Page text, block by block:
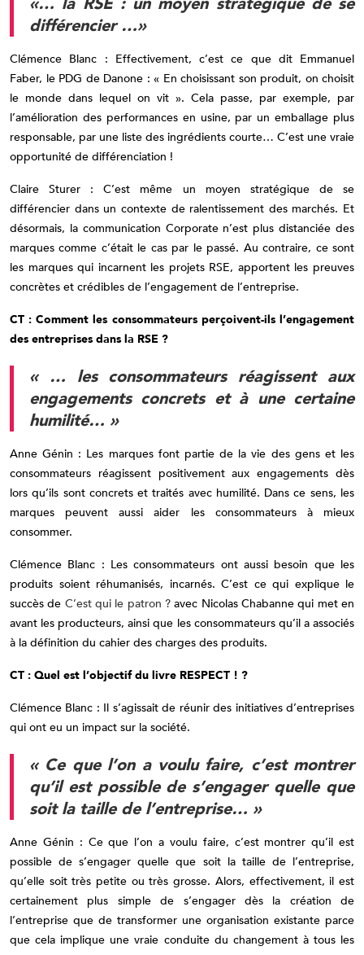
différencier …»
Clémence Blanc : Effectivement, c’est ce que dit Emmanuel
Faber, le PDG de Danone : « En choisissant son produit, on choisit
le monde dans lequel on vit ». Cela passe, par exemple, par
l’amélioration des performances en usine, par un emballage plus
responsable, par une liste des ingrédients courte… C’est une vraie
opportunité de différenciation !
Claire Sturer : C’est même un moyen stratégique de se
différencier dans un contexte de ralentissement des marchés. Et
désormais, la communication Corporate n’est plus distanciée des
marques comme c’était le cas par le passé. Au contraire, ce sont
les marques qui incarnent les projets RSE, apportent les preuves
concrètes et crédibles de l’engagement de l’entreprise.
CT : Comment les consommateurs perçoivent-ils l’engagement
des entreprises dans la RSE ?
« … les consommateurs réagissent aux
engagements concrets et à une certaine
humilité… »
Anne Génin : Les marques font partie de la vie des gens et les
consommateurs réagissent positivement aux engagements dès
lors qu’ils sont concrets et traités avec humilité. Dans ce sens, les
marques peuvent aussi aider les consommateurs à mieux
consommer.
Clémence Blanc : Les consommateurs ont aussi besoin que les
produits soient réhumanisés, incarnés. C’est ce qui explique le
succès de C’est qui le patron ? avec Nicolas Chabanne qui met en
avant les producteurs, ainsi que les consommateurs qu’il a associés
à la définition du cahier des charges des produits.
CT : Quel est l’objectif du livre RESPECT ! ?
Clémence Blanc : Il s’agissait de réunir des initiatives d’entreprises
qui ont eu un impact sur la société.
« Ce que l’on a voulu faire, c’est montrer
qu’il est possible de s’engager quelle que
soit la taille de l’entreprise… »
Anne Génin : Ce que l’on a voulu faire, c’est montrer qu’il est
possible de s’engager quelle que soit la taille de l’entreprise,
qu’elle soit très petite ou très grosse. Alors, effectivement, il est
certainement plus simple de s’engager dès la création de
l’entreprise que de transformer une organisation existante parce
que cela implique une vraie conduite du changement à tous les